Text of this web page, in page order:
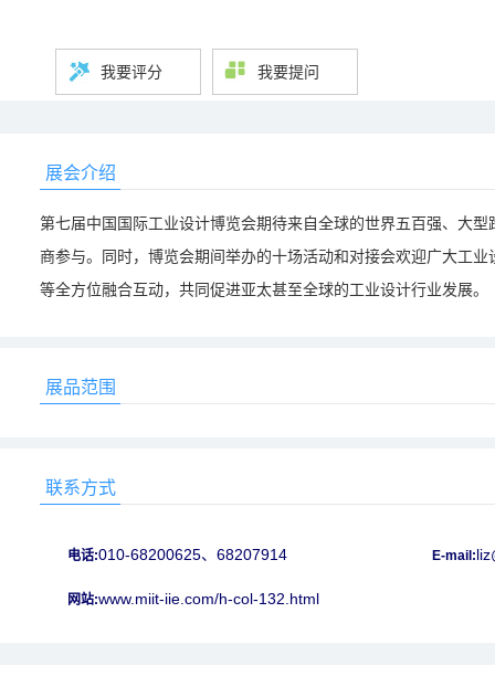
我要评分 我要提问
展会介绍
第七届中国国际工业设计博览会期待来自全球的世界五百强、大
商参与。同时，博览会期间举办的十场活动和对接会欢迎广大工
等全方位融合互动，共同促进亚太甚至全球的工业设计行业发展。
展品范围
联系方式
电话:010-68200625、68207914 E-mail:
网站:www.miit-iie.com/h-col-132.html